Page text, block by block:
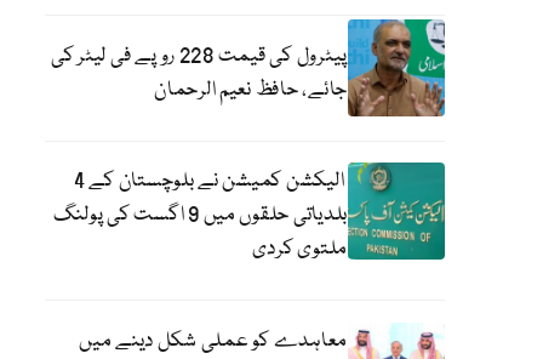
پیٹرول کی قیمت 228 روپے فی لیٹر کی
جائے، حافظ نعیم الرحمان
الیکشن کمیشن نے بلوچستان کے 4
بلدیاتی حلقوں میں 9 اگست کی پولنگ
ملتوی کردی
معاہدے کو عملی شکل دینے میں